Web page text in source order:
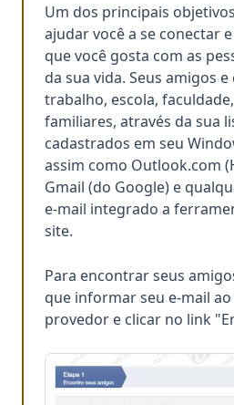
Um dos principais
ajudar você a se conectar
que você gosta com as
da sua vida. Seus amigos
trabalho, escola,
familiares, através da sua
cadastrados em seu
assim como Outlook.com
Gmail (do Google) e
e-mail integrado a
site.
Para encontrar seus
que informar seu e-mail
provedor e clicar no link